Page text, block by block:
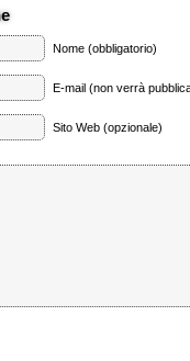
Nome (obbligatorio)
E-mail (non verrà
Sito Web (opzionale)